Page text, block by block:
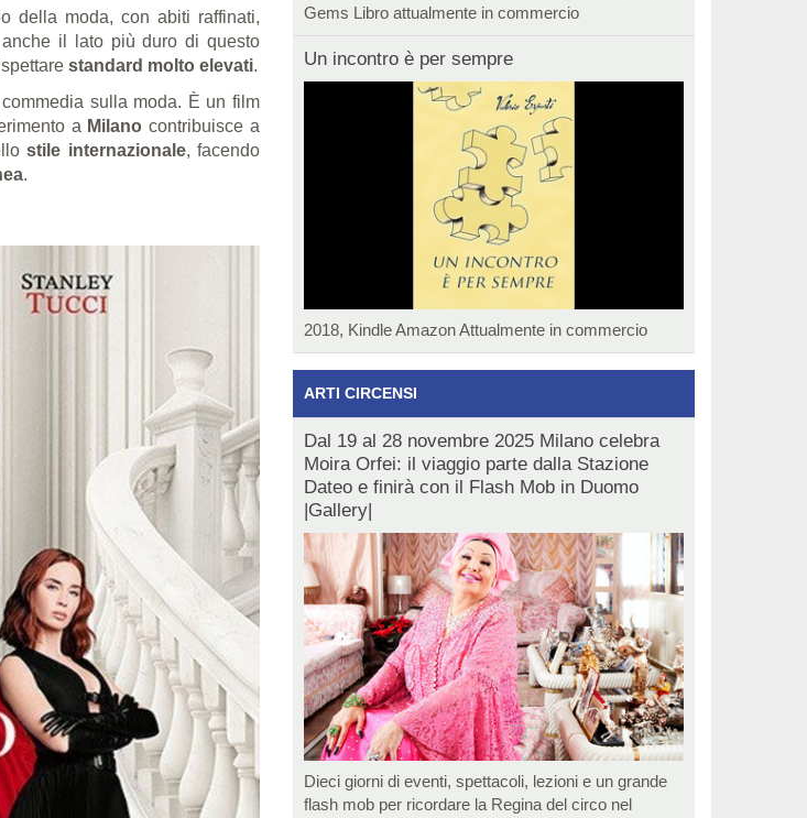
della moda, con abiti raffinati,
il lato più duro di questo
standard molto elevati.
sulla moda. È un film
a Milano contribuisce a
stile internazionale, facendo
.
Gems Libro attualmente in commercio
Un incontro è per sempre
2018, Kindle Amazon Attualmente in commercio
ARTI CIRCENSI
Dal 19 al 28 novembre 2025 Milano celebra
Moira Orfei: il viaggio parte dalla Stazione
Dateo e finirà con il Flash Mob in Duomo
|Gallery|
Dieci giorni di eventi, spettacoli, lezioni e un grande
flash mob per ricordare la Regina del circo nel